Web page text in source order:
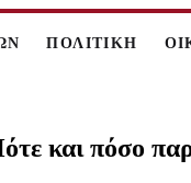
ΠΟΛΙΤΙΚΗ
και πόσο